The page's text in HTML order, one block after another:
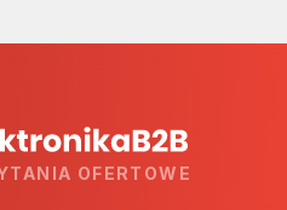
OFERTOWE